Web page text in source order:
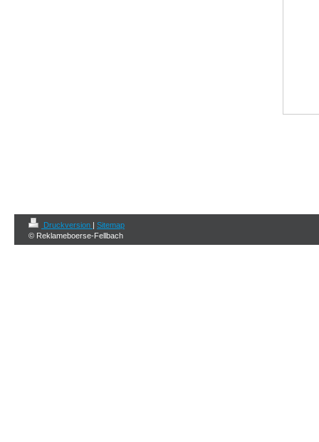
Druckversion | Sitemap
© Reklameboerse-Fellbach